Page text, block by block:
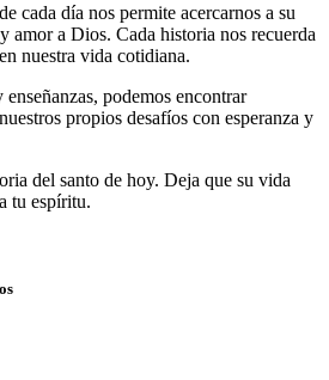
cada día nos permite acercarnos a su
amor a Dios. Cada historia nos recuerda
nuestra vida cotidiana.
podemos encontrar
propios desafíos con esperanza y
del santo de hoy. Deja que su vida
tu espíritu.